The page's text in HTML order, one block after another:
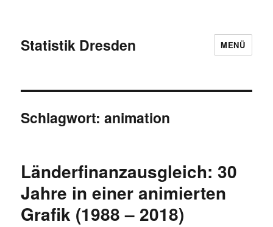
Statistik Dresden MENÜ
Schlagwort:animation
Länderfinanzausgleich: 30
Jahre in einer animierten
Grafik (1988 – 2018)